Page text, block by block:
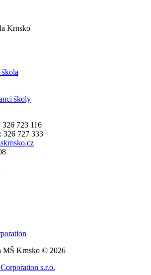
Krnsko
školy
326 723 116
326 727 333
MŠ Krnsko © 2026
s.r.o.